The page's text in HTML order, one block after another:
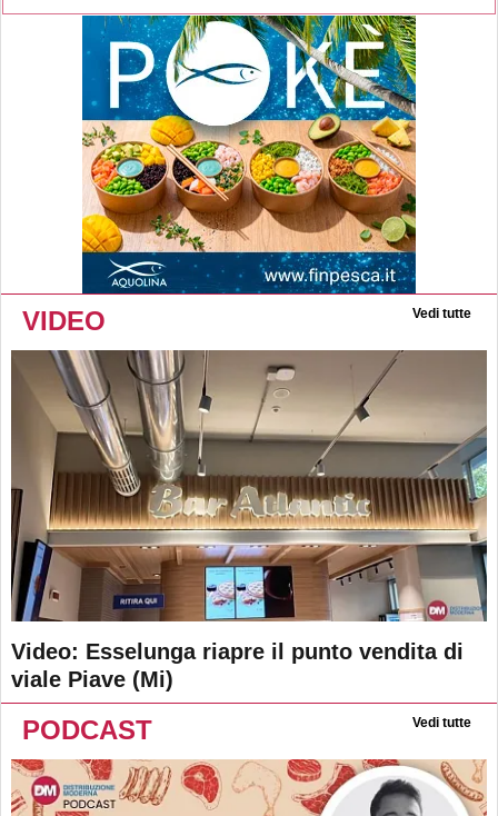
VIDEO Vedi tutte
Video: Esselunga riapre il punto vendita di
viale Piave (Mi)
PODCAST Vedi tutte